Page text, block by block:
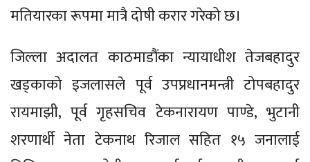
मतियारका रूपमा मात्रै दोषी करार गरेको छ।
जिल्ला अदालत काठमाडौंका न्यायाधीश तेजबहादुर
खड्काको इजलासले पूर्व उपप्रधानमन्त्री टोपबहादुर
रायमाझी, पूर्व गृहसचिव टेकनारायण पाण्डे, भुटानी
शरणार्थी नेता टेकनाथ रिजाल सहित १५ जनालाई